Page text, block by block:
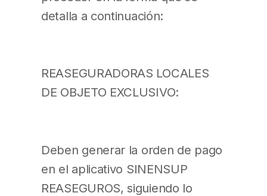
detalla a continuación:
REASEGURADORAS LOCALES
DE OBJETO EXCLUSIVO:
Deben generar la orden de pago
en el aplicativo SINENSUP
REASEGUROS, siguiendo lo